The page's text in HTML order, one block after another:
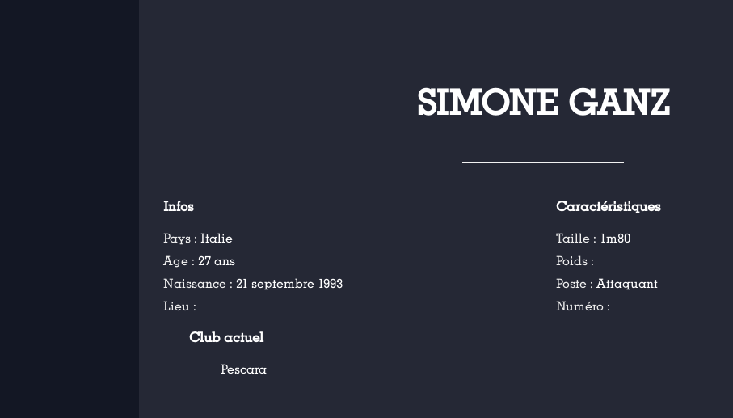
SIMONE GANZ
Infos
Pays : Italie
Age : 27 ans
Naissance : 21 septembre 1993
Lieu :
Caractéristiques
Taille : 1m80
Poids :
Poste :Attaquant
Numéro :
Club actuel
Pescara